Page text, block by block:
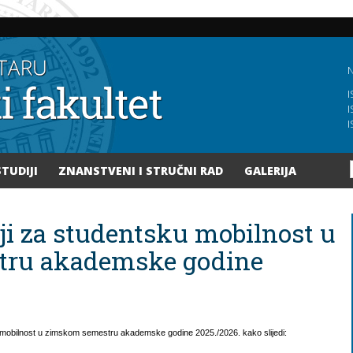
glavni
ZNANSTVENI I STRUČNI RAD GALERIJA
za studentsku mobilnost u
akademske godine
u zimskom semestru akademske godine 2025./2026. kako slijedi: